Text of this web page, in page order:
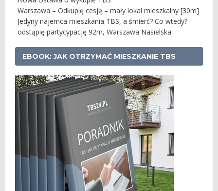
Warszawa – Odkupię cesję – mały lokal mieszkalny [30m]
Jedyny najemca mieszkania TBS, a śmierć? Co wtedy?
odstąpię partycypację 92m, Warszawa Nasielska
EBOOK: JAK OTRZYMAĆ MIESZKANIE TBS